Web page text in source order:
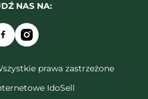
NAS NA:
prawa zastrzeżone